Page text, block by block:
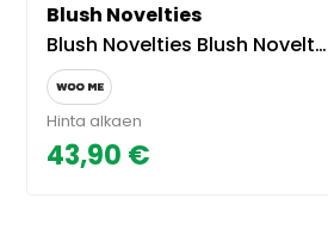
Blush Novelties
Blush Novelties Blush Novelties Allana Wand Vibrator
Hinta alkaen
43,90 €